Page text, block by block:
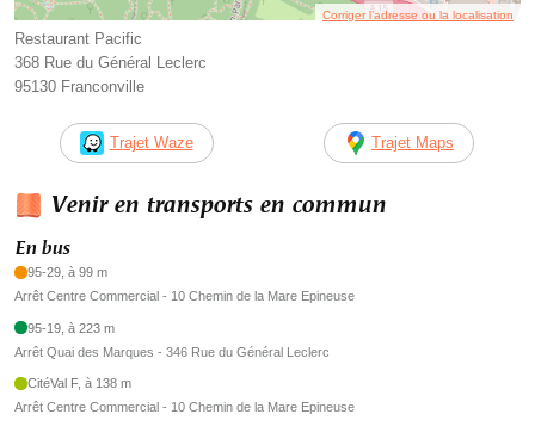
Corriger l’adresse ou la localisation
Restaurant Pacific
368 Rue du Général Leclerc
95130 Franconville
Trajet Waze Trajet Maps
Venir en transports en commun
En bus
95-29, à 99 m
Arrêt Centre Commercial - 10 Chemin de la Mare Epineuse
95-19, à 223 m
Arrêt Quai des Marques - 346 Rue du Général Leclerc
CitéVal F, à 138 m
Arrêt Centre Commercial - 10 Chemin de la Mare Epineuse